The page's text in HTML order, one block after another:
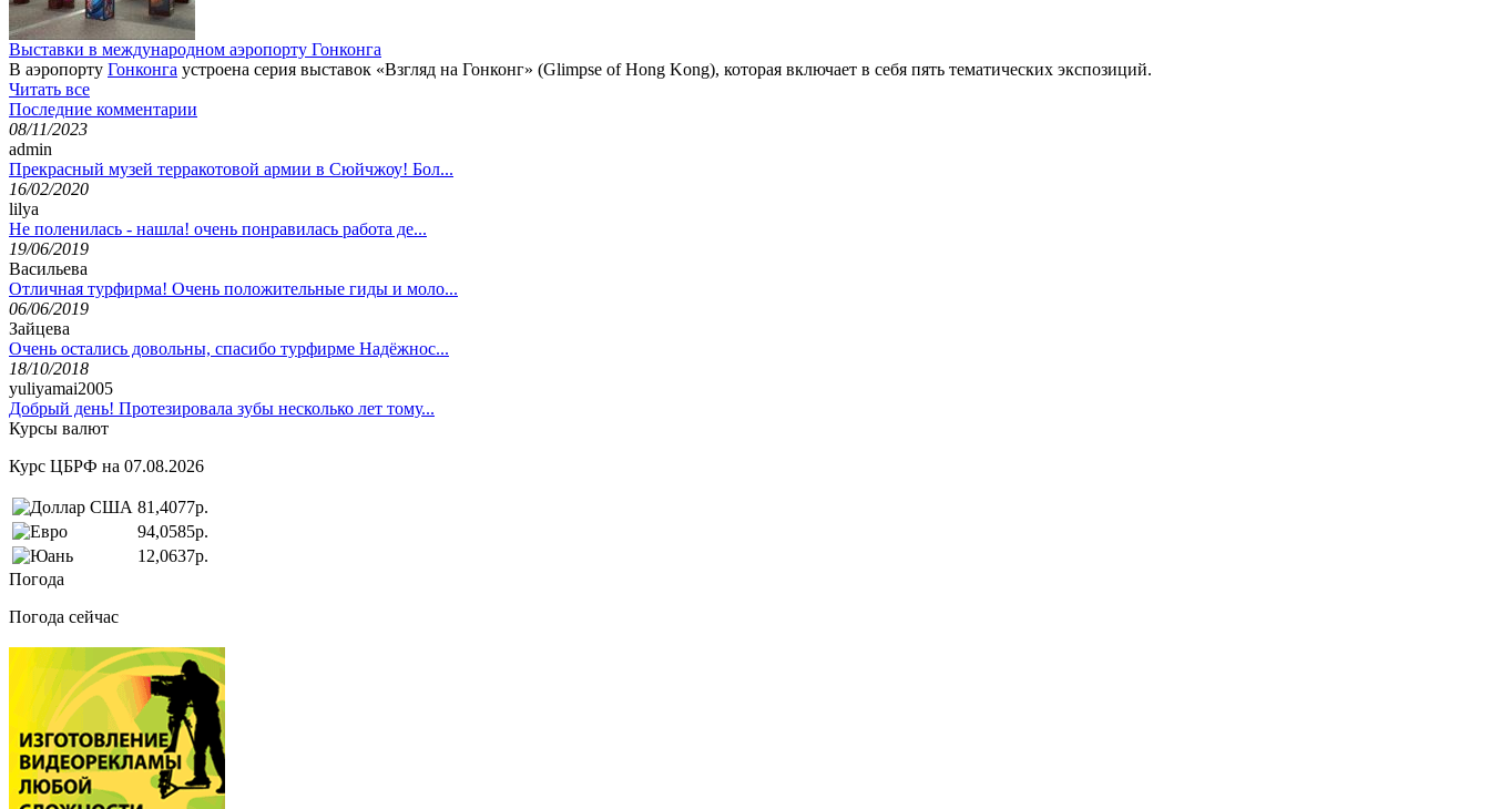
Выставки в международном аэропорту Гонконга
В аэропорту Гонконга устроена серия выставок «Взгляд на Гонконг» (Glimpse of Hong Kong), которая включает в себя пять тематических экспозиций.
Читать все
Последние комментарии
08/11/2023
admin
Прекрасный музей терракотовой армии в Сюйчжоу! Бол...
16/02/2020
lilya
Не поленилась - нашла! очень понравилась работа де...
19/06/2019
Васильева
Отличная турфирма! Очень положительные гиды и моло...
06/06/2019
Зайцева
Очень остались довольны, спасибо турфирме Надёжнос...
18/10/2018
yuliyamai2005
Добрый день! Протезировала зубы несколько лет тому...
Курсы валют
Курс ЦБРФ на 07.08.2026
81,4077р.
94,0585р.
12,0637р.
Погода
Погода сейчас